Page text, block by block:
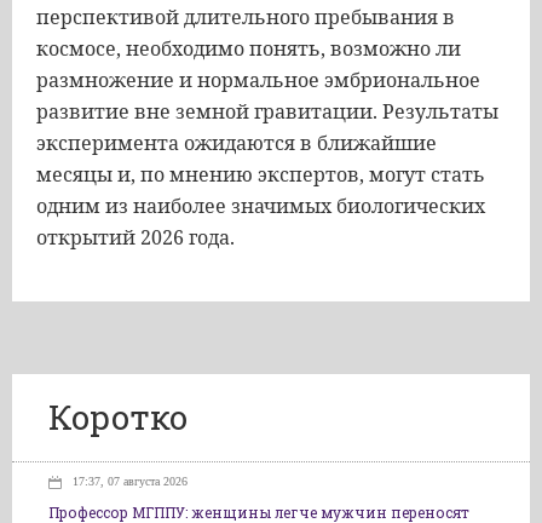
перспективой длительного пребывания в
космосе, необходимо понять, возможно ли
размножение и нормальное эмбриональное
развитие вне земной гравитации. Результаты
эксперимента ожидаются в ближайшие
месяцы и, по мнению экспертов, могут стать
одним из наиболее значимых биологических
открытий 2026 года.
Коротко
17:37, 07 августа 2026
Профессор МГППУ: женщины легче мужчин переносят